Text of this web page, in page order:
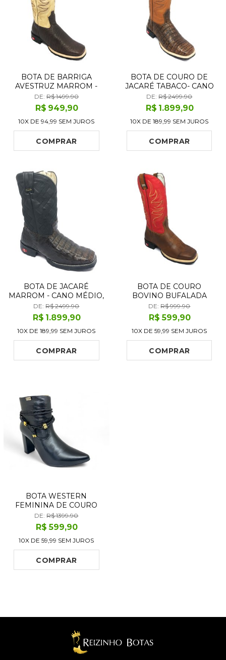
BOTA DE BARRIGA
AVESTRUZ MARROM -
CANO ALTO, BICO
QUADRADO, SOLADO
FLEX COMFORT
DE: R$ 1499.90
R$ 949,90
10X DE94,99 SEM JUROS
COMPRAR
BOTA DE COURO DE
JACARÉ TABACO- CANO
ALTO, BICO QUADRADO,
SOLADO FLEX COMFORT
DE:R$ 2499.90
R$ 1.899,90
10X DE189,99 SEM JUROS
COMPRAR
BOTA DE JACARÉ
MARROM - CANO MÉDIO,
BICO QUADRADO,
SOLADO FLEX COMFORT
DE:R$ 2499.90
R$ 1.899,90
10X DE189,99 SEM JUROS
COMPRAR
BOTA DE COURO
BOVINO BUFALADA
CARAMELO BURNED -
CANO ALTO, BICO
QUADRADO, SOLADO
FLEX COMFORT
DE:R$ 999.90
R$ 599,90
10X DE59,99 SEM JUROS
COMPRAR
BOTA WESTERN
FEMININA DE COURO
BOVINO PRETA - CANO
CURTO ZÍPER, BICO
FINO | REIZINHO BOTAS
DE:R$ 1399.90
R$ 599,90
10X DE59,99 SEM JUROS
COMPRAR